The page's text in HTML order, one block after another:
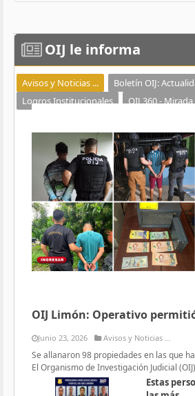
OIJ le informa
Avisos y Noticias ...
Boletín OIJ:
Logros Institucionales
OIJ 360 - Mirada
OIJ Limón: Operativo
Junio 23, 2026 Avisos y Noticias ...
Se allanaron 98 propiedades en las que
El Organismo de Investigación Judicial
Estas